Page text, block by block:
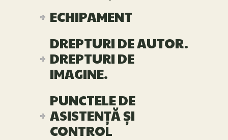
ECHIPAMENT
DREPTURI DE AUTOR.
DREPTURI DE
IMAGINE.
PUNCTELE DE
ASISTENȚĂ ȘI
CONTROL